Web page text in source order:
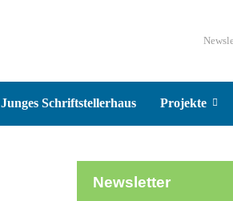
Junges Schriftstellerhaus Projekte
Newsletter